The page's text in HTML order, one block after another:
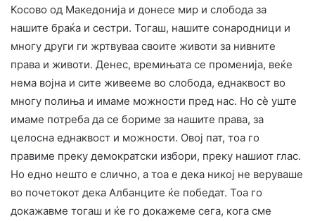
Косово од Македонија и донесе мир и слобода за
нашите браќа и сестри. Тогаш, нашите сонародници и
многу други ги жртвуваа своите животи за нивните
права и животи. Денес, времињата се променија, веќе
нема војна и сите живееме во слобода, еднаквост во
многу полиња и имаме можности пред нас. Но сè уште
имаме потреба да се бориме за нашите права, за
целосна еднаквост и можности. Овој пат, тоа го
правиме преку демократски избори, преку нашиот глас.
Но едно нешто е слично, а тоа е дека никој не веруваше
во почетокот дека Албанците ќе победат. Тоа го
докажавме тогаш и ќе го докажеме сега, кога сме